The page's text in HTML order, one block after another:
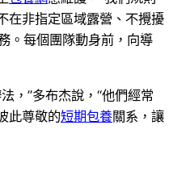
在非指定區域露營、不攪擾
。每個團隊動身前，向導
，”多布杰說，“他們經常
此尊敬的短期包養關系，讓